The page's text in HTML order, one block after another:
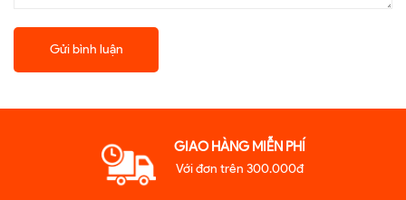
Gửi bình luận
GIAO HÀNG MIỄN PHÍ
Với đơn trên 300.000đ